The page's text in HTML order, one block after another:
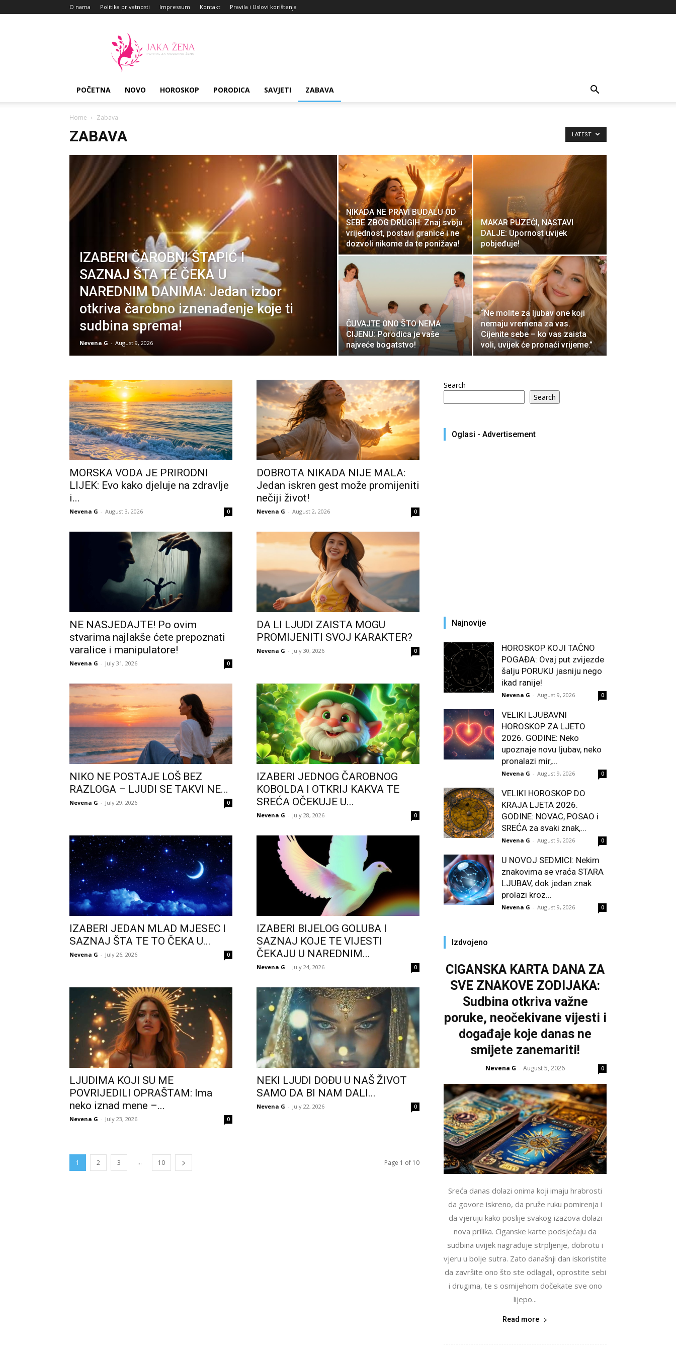
O nama Politika privatnosti Impressum Kontakt Pravila i Uslovi korištenja
Zena
POČETNA NOVO HOROSKOP PORODICA SAVJETI ZABAVA
Home Zabava
ZABAVA LATEST
IZABERI ČAROBNI ŠTAPIĆ I
SAZNAJ ŠTA TE ČEKA U
NAREDNIM DANIMA: Jedan izbor
otkriva čarobno iznenađenje koje ti
sudbina sprema!
Nevena G - August 9, 2026
NIKADA NE PRAVI BUDALU OD
SEBE ZBOG DRUGIH: Znaj svoju
vrijednost, postavi granice i ne
dozvoli nikome da te ponižava!
MAKAR PUZEĆI, NASTAVI
DALJE: Upornost uvijek
pobjeđuje!
ČUVAJTE ONO ŠTO NEMA
CIJENU: Porodica je vaše
najveće bogatstvo!
“Ne molite za ljubav one koji
nemaju vremena za vas.
Cijenite sebe – ko vas zaista
voli, uvijek će pronaći vrijeme.”
MORSKA VODA JE PRIRODNI
LIJEK: Evo kako djeluje na zdravlje
i...
Nevena G - August 3, 2026 0
DOBROTA NIKADA NIJE MALA:
Jedan iskren gest može promijeniti
nečiji život!
Nevena G - August 2, 2026 0
NE NASJEDAJTE! Po ovim
stvarima najlakše ćete prepoznati
varalice i manipulatore!
Nevena G - July 31, 2026 0
DA LI LJUDI ZAISTA MOGU
PROMIJENITI SVOJ KARAKTER?
Nevena G - July 30, 2026 0
NIKO NE POSTAJE LOŠ BEZ
RAZLOGA – LJUDI SE TAKVI NE...
Nevena G - July 29, 2026 0
IZABERI JEDNOG ČAROBNOG
KOBOLDA I OTKRIJ KAKVA TE
SREĆA OČEKUJE U...
Nevena G - July 28, 2026 0
IZABERI JEDAN MLAD MJESEC I
SAZNAJ ŠTA TE TO ČEKA U...
Nevena G - July 26, 2026 0
IZABERI BIJELOG GOLUBA I
SAZNAJ KOJE TE VIJESTI
ČEKAJU U NAREDNIM...
Nevena G - July 24, 2026 0
LJUDIMA KOJI SU ME
POVRIJEDILI OPRAŠTAM: Ima
neko iznad mene –...
Nevena G - July 23, 2026 0
NEKI LJUDI DOĐU U NAŠ ŽIVOT
SAMO DA BI NAM DALI...
Nevena G - July 22, 2026 0
1 2 3 ... 10 Page 1 of 10
Search
Search
Oglasi - Advertisement
Najnovije
HOROSKOP KOJI TAČNO
POGAĐA: Ovaj put zvijezde
šalju PORUKU jasniju nego
ikad ranije!
Nevena G - August 9, 2026 0
VELIKI LJUBAVNI
HOROSKOP ZA LJETO
2026. GODINE: Neko
upoznaje novu ljubav, neko
pronalazi mir,...
Nevena G - August 9, 2026 0
VELIKI HOROSKOP DO
KRAJA LJETA 2026.
GODINE: NOVAC, POSAO i
SREĆA za svaki znak,...
Nevena G - August 9, 2026 0
U NOVOJ SEDMICI: Nekim
znakovima se vraća STARA
LJUBAV, dok jedan znak
prolazi kroz...
Nevena G - August 9, 2026 0
Izdvojeno
CIGANSKA KARTA DANA ZA
SVE ZNAKOVE ZODIJAKA:
Sudbina otkriva važne
poruke, neočekivane vijesti i
događaje koje danas ne
smijete zanemariti!
Nevena G - August 5, 2026 0
Sreća danas dolazi onima koji imaju hrabrosti
da govore iskreno, da pruže ruku pomirenja i
da vjeruju kako poslije svakog izazova dolazi
nova prilika. Ciganske karte podsjećaju da
sudbina uvijek nagrađuje strpljenje, dobrotu i
vjeru u bolje sutra. Zato današnji dan iskoristite
da završite ono što ste odlagali, oprostite sebi
i drugima, te s osmijehom dočekate sve ono
lijepo...
Read more